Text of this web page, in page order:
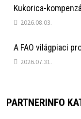
Kukorica-
2026.08.03.
A FAO világpiaci
2026.07.31.
PARTNERINFO